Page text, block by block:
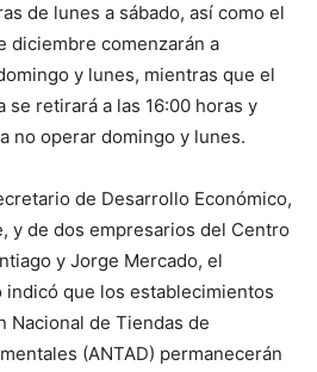
de lunes a sábado, así como el
diciembre comenzarán a
y lunes, mientras que el
se retirará a las 16:00 horas y
no operar domingo y lunes.
de Desarrollo Económico,
y de dos empresarios del Centro
y Jorge Mercado, el
que los establecimientos
Nacional de Tiendas de
(ANTAD) permanecerán